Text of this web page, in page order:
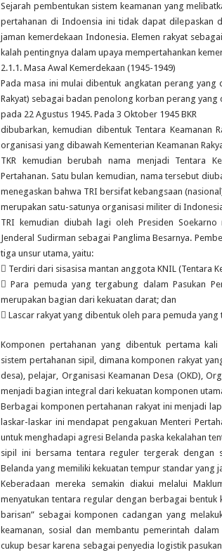
Sejarah pembentukan sistem keamanan yang
pertahanan di Indoensia ini tidak dapat dilepaskan
jaman kemerdekaan Indonesia. Elemen rakyat
kalah pentingnya dalam upaya mempertahankan
2.1.1. Masa Awal Kemerdekaan (1945-1949)
Pada masa ini mulai dibentuk angkatan perang yang
Rakyat) sebagai badan penolong korban perang yang
pada 22 Agustus 1945. Pada 3 Oktober 1945 BKR
dibubarkan, kemudian dibentuk Tentara Keamanan
organisasi yang dibawah Kementerian Keamanan
TKR kemudian berubah nama menjadi Tentara
Pertahanan. Satu bulan kemudian, nama tersebut
menegaskan bahwa TRI bersifat kebangsaan
merupakan satu-satunya organisasi militer di
TRI kemudian diubah lagi oleh Presiden
Jenderal Sudirman sebagai Panglima Besarnya.
tiga unsur utama, yaitu:
 Terdiri dari sisasisa mantan anggota KNIL (Tentara
 Para pemuda yang tergabung dalam Pasukan
merupakan bagian dari kekuatan darat; dan
 Lascar rakyat yang dibentuk oleh para pemuda
Komponen pertahanan yang dibentuk pertama
sistem pertahanan sipil, dimana komponen rakyat
desa), pelajar, Organisasi Keamanan Desa (OKD),
menjadi bagian integral dari kekuatan komponen
Berbagai komponen pertahanan rakyat ini menjadi
laskar-laskar ini mendapat pengakuan Menteri
untuk menghadapi agresi Belanda paska kekalahan
sipil ini bersama tentara reguler tergerak dengan
Belanda yang memiliki kekuatan tempur standar yang
Keberadaan mereka semakin diakui melalui
menyatukan tentara regular dengan berbagai bentuk
barisan” sebagai komponen cadangan yang
keamanan, sosial dan membantu pemerintah
cukup besar karena sebagai penyedia logistik